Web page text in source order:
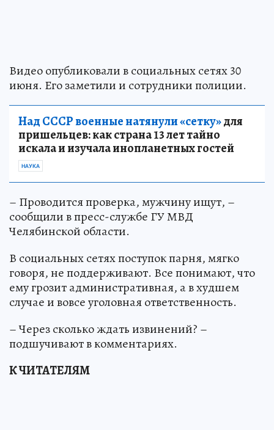
Видео опубликовали в социальных сетях 30
июня. Его заметили и сотрудники полиции.
Над СССР военные натянули «сетку»для
пришельцев: как страна 13 лет тайно
искала и изучала инопланетных гостей
НАУКА
– Проводится проверка, мужчину ищут, –
сообщили в пресс-службе ГУ МВД
Челябинской области.
В социальных сетях поступок парня, мягко
говоря, не поддерживают. Все понимают, что
ему грозит административная, а в худшем
случае и вовсе уголовная ответственность.
– Через сколько ждать извинений? –
подшучивают в комментариях.
К ЧИТАТЕЛЯМ